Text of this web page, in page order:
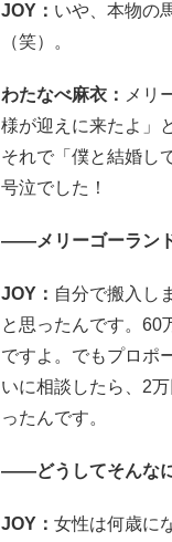
JOY： いや、本物の
（笑）。
わたなべ麻衣： メリ
様が迎えに来たよ」
それで「僕と結婚し
号泣でした！
――メリーゴーラン
JOY： 自分で搬入し
と思ったんです。60
ですよ。でもプロポ
いに相談したら、2
ったんです。
――どうしてそんな
JOY： 女性は何歳に